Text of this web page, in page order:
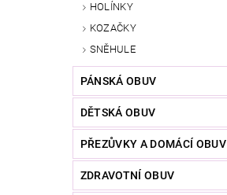
HOLÍNKY
KOZAČKY
SNĚHULE
PÁNSKÁ OBUV
DĚTSKÁ OBUV
PŘEZŮVKY A DOMÁCÍ OBUV
ZDRAVOTNÍ OBUV